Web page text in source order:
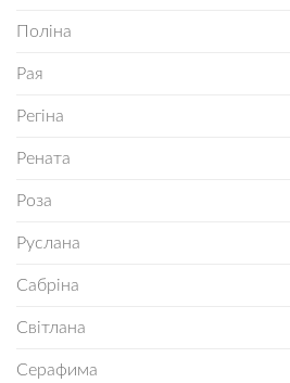
Поліна
Рая
Регіна
Рената
Роза
Руслана
Сабріна
Світлана
Серафима